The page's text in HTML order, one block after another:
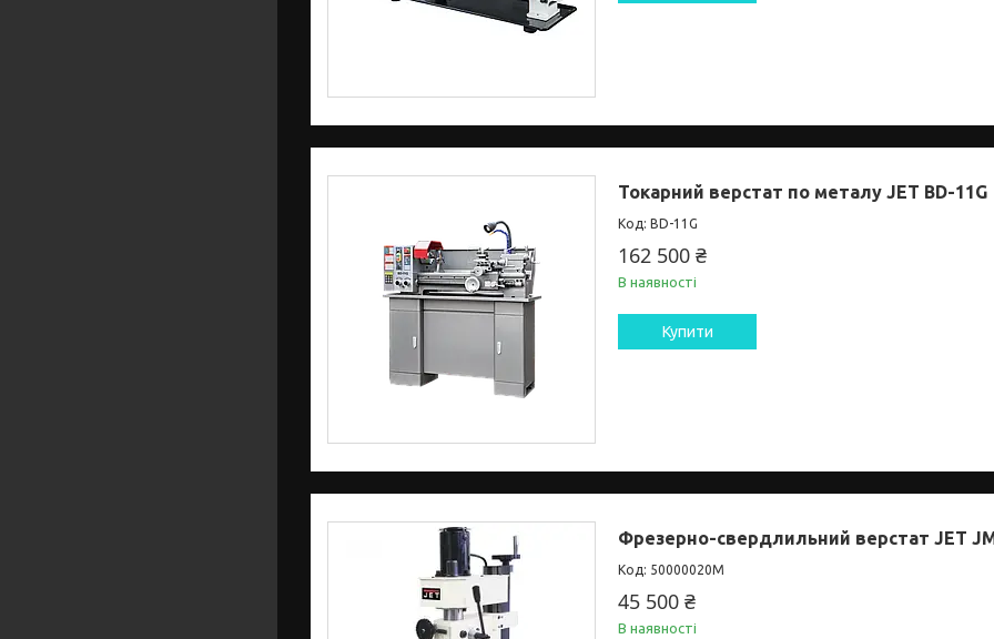
Токарний верстат по металу JET BD-11G
BD-11G
162 500 ₴
В наявності
Купити
Фрезерно-свердлильний верстат JET
50000020M
45 500 ₴
В наявності